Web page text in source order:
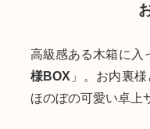
高級感ある木箱に入
様BOX 」。お内裏
ほのぼの可愛い卓上